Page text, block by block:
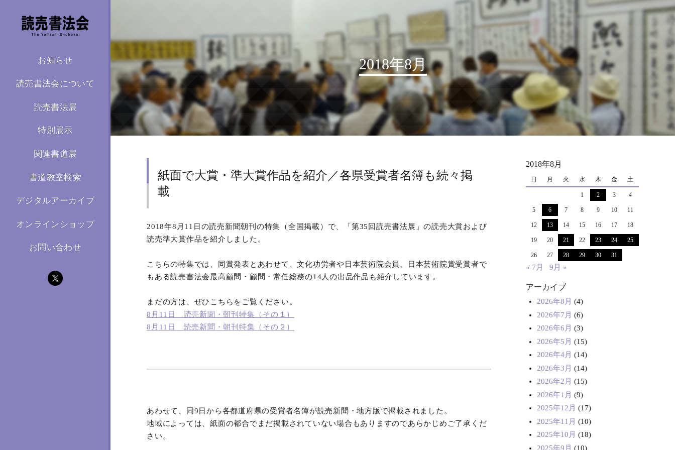
お知らせ
読売書法会について
読売書法展
特別展示
関連書道展
書道教室検索
デジタルアーカイブ
オンラインショップ
お問い合わせ
2018年8月
紙面で大賞・準大賞作品を紹介／各県受賞者名簿も続々掲
載
2018年8月11日の読売新聞朝刊の特集（全国掲載）で、「第35回読売書法展」の読売大賞および
読売準大賞作品を紹介しました。
こちらの特集では、同賞発表とあわせて、文化功労者や日本芸術院会員、日本芸術院賞受賞者で
もある読売書法会最高顧問・顧問・常任総務の14人の出品作品も紹介しています。
まだの方は、ぜひこちらをご覧ください。
8月11日 読売新聞・朝刊特集（その１）
8月11日 読売新聞・朝刊特集（その２）
あわせて、同9日から各都道府県の受賞者名簿が読売新聞・地方版で掲載されました。
地域によっては、紙面の都合でまだ掲載されていない場合もありますのであらかじめご了承くだ
さい。
2018年8月
日 月 火 水 木 金 土
1 2 3 4
5 6 7 8 9 10 11
12 13 14 15 16 17 18
19 20 21 22 23 24 25
26 27 28 29 30 31
« 7月 9月 »
アーカイブ
2026年8月 (4)
2026年7月 (6)
2026年6月 (3)
2026年5月 (15)
2026年4月 (14)
2026年3月 (14)
2026年2月 (15)
2026年1月 (9)
2025年12月 (17)
2025年11月 (10)
2025年10月 (18)
2025年9月 (10)
お知らせ
読売書法会について
読売書法展
関連書道展
デジタルアーカイブ
お問い合わせ